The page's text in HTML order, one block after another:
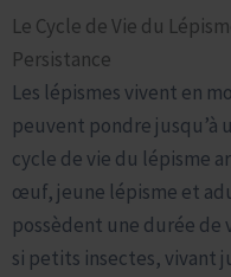
Le Cycle de Vie du
Persistance
Les lépismes vivent en
peuvent pondre jusqu’à
cycle de vie du lépisme
œuf, jeune lépisme et
possèdent une durée
si petits insectes, vivant